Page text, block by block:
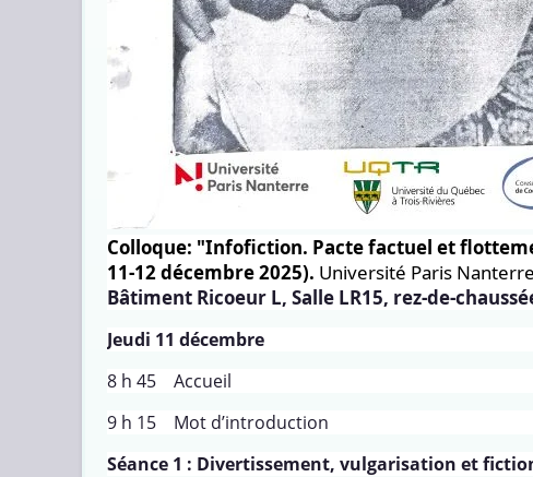
Colloque: "Infofiction. Pacte factuel et
11-12 décembre 2025). Université Paris Nanterre
Bâtiment Ricoeur L, Salle LR15, rez-de-
Jeudi 11 décembre
8 h 45 Accueil
9 h 15 Mot d’introduction
Séance 1 : Divertissement, vulgarisation et